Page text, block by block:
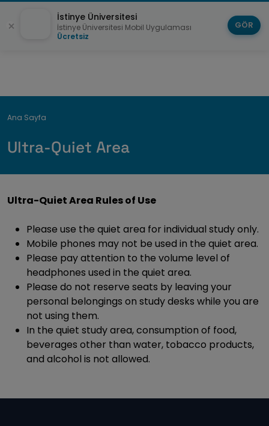
Breadcrumb
Ana Sayfa
Ultra-Quiet Area
Ultra-Quiet Area Rules of Use
Please use the quiet area for individual study only.
Mobile phones may not be used in the quiet area.
Please pay attention to the volume level of
headphones used in the quiet area.
Please do not reserve seats by leaving your
personal belongings on study desks while you are
not using them.
In the quiet study area, consumption of food,
beverages other than water, tobacco products,
and alcohol is not allowed.
İstinye Üniversitesi
İstinye Üniversitesi Mobil Uygulaması
Ücretsiz
GÖR